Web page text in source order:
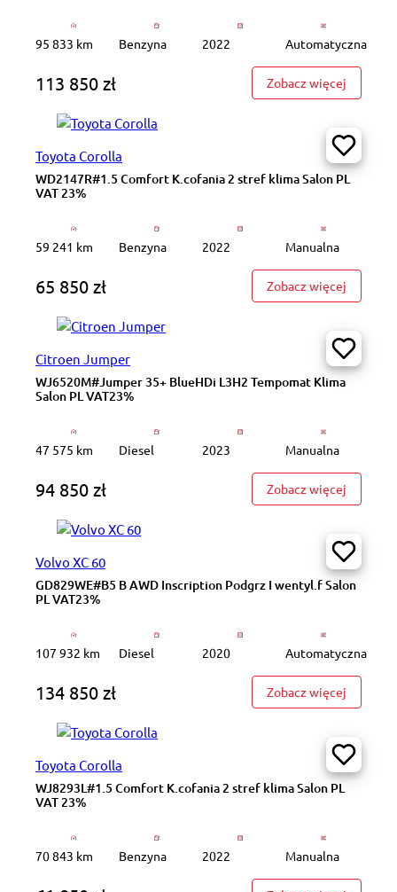
95 833 km Benzyna 2022 Automatyczna
113 850 zł Zobacz więcej
Toyota Corolla
WD2147R#1.5 Comfort K.cofania 2 stref klima Salon PL
VAT 23%
59 241 km Benzyna 2022 Manualna
65 850 zł Zobacz więcej
Citroen Jumper
WJ6520M#Jumper 35+ BlueHDi L3H2 Tempomat Klima
Salon PL VAT23%
47 575 km Diesel 2023 Manualna
94 850 zł Zobacz więcej
Volvo XC 60
GD829WE#B5 B AWD Inscription Podgrz I wentyl.f Salon
PL VAT23%
107 932 km Diesel 2020 Automatyczna
134 850 zł Zobacz więcej
Toyota Corolla
WJ8293L#1.5 Comfort K.cofania 2 stref klima Salon PL
VAT 23%
70 843 km Benzyna 2022 Manualna